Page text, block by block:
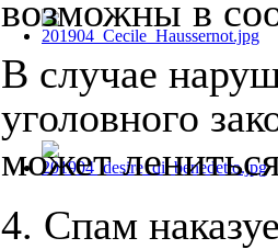
возможны в
В случае
уголовного
может
4. Спам